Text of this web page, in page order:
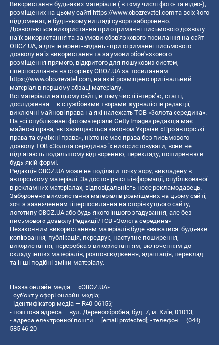
Використання будь-яких матеріалів ( в тому числі фото- та відео-),
розміщених на цьому сайті https://www.obozrevatel.com та всіх його
піддоменах, в будь-якому вигляді суворо заборонено.
Дозволяється використання при отриманні письмового дозволу
на їх використання та за умови обов'язкового посилання на сайт
OBOZ.UA, а для інтернет-видань - при отриманні письмового
дозволу на їх використання та за умови обов'язкового
розміщення прямого, відкритого для пошукових систем,
гіперпосилання на сторінку OBOZ.UA за посиланням
https://www.obozrevatel.com, на якій розміщено оригінальний
матеріал в першому абзаці матеріалу.
Всі матеріали на цьому сайті, в тому числі інтерв’ю, статті,
дослідження – є службовими творами журналістів редакції,
виключні майнові права на які належать ТОВ «Золота середина».
На всі опубліковані фотоматеріали Getty Images редакція має
майнові права, які захищаються законом України «Про авторські
права та суміжні права», ніхто не має права без письмового
дозволу ТОВ «Золота середина» їх використовувати, вони не
підлягають подальшому відтворенню, перекладу, поширенню в
будь-якій формі.
Редакція OBOZ.UA може не поділяти точку зору, викладену в
авторському матеріалі. За достовірність інформації, опублікованої
в рекламних матеріалах, відповідальність несе рекламодавець.
Заборонено використання матеріалів розміщених на цьому сайті,
хоч із зазначенням гіперпосилання на сторінку цього сайту,
логотипу OBOZ.UA або будь-якого іншого згадування, але без
письмового дозволу Редакції/ТОВ «Золота середина»
Незаконним використанням матеріалів буде вважатися: будь-яке
копiювання, публiкацiя, передрук, наступне поширення,
використання, переробка з використанням, включенням до
складу інших матеріалів, розповсюдження, адаптація, переклад
та інші подібні зміни матеріалу.
Назва онлайн медіа — «OBOZ.UA»
- суб'єкт у сфері онлайн медіа;
- ідентифікатор медіа — R40-06156;
- поштова адреса — вул. Деревообробна, буд. 7, м. Київ, 01013;
- адреса електронної пошти — [email protected] ; - телефон — (044)
585 46 20